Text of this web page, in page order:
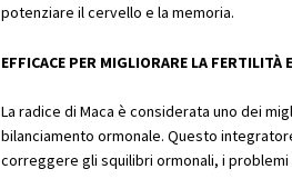
potenziare il cervello e la memoria.
EFFICACE PER MIGLIORARE LA FERTILITÀ
La radice di Maca è considerata uno dei
bilanciamento ormonale. Questo
correggere gli squilibri ormonali, i